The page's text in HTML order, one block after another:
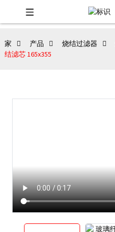
家 产品 烧结过滤器
结滤芯 165x355